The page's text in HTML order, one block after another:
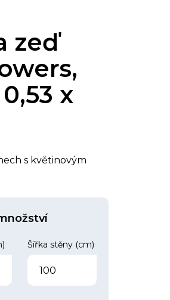
zeď
x
s květinovým
Šířka stěny (cm)